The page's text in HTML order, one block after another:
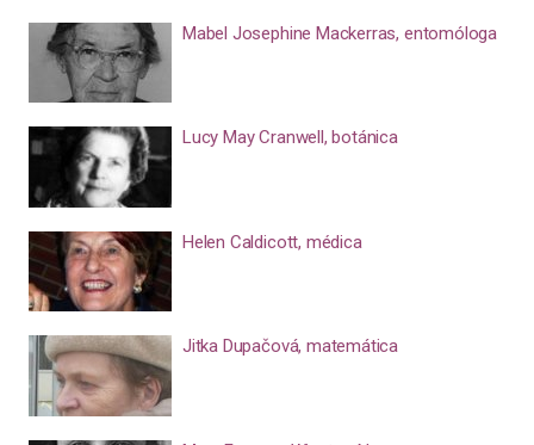
Mabel Josephine Mackerras, entomóloga
Lucy May Cranwell, botánica
Helen Caldicott, médica
Jitka Dupačová, matemática